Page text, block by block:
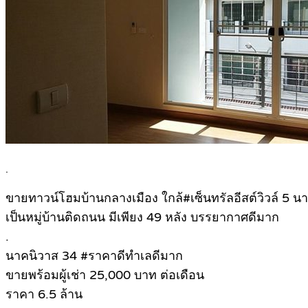
.
ขายทาวน์โฮมบ้านกลางเมือง ใกล้#เซ็นทรัลอีสต์วิวล์ 5 น
เป็นหมู่บ้านติดถนน มีเพียง 49 หลัง บรรยากาศดีมาก
.
นาคนิวาส 34 #ราคาดีทำเลดีมาก
ขายพร้อมผู้เช่า 25,000 บาท ต่อเดือน
ราคา 6.5 ล้าน